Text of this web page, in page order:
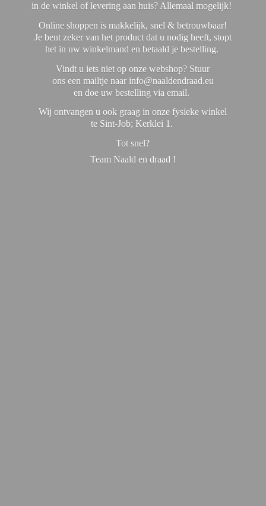
in de winkel of levering aan huis? Allemaal mogelijk!
Online shoppen is makkelijk, snel & betrouwbaar!
Je bent zeker van het product dat u nodig heeft, stopt
het in uw winkelmand en betaald je bestelling.
Vindt u iets niet op onze webshop? Stuur
ons een mailtje naar info@naaldendraad.eu
en doe uw bestelling via email.
Wij ontvangen u ook graag in onze fysieke winkel
te Sint-Job; Kerklei 1.
Tot snel?
Team Naald en draad !